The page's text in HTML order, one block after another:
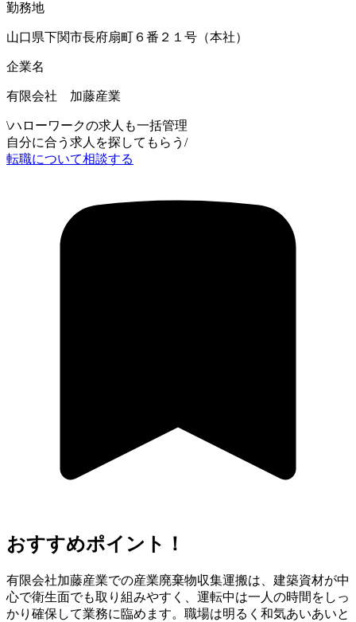
勤務地
山口県下関市長府扇町６番２１号（本社）
企業名
有限会社 加藤産業
\ハローワークの求人も一括管理
自分に合う求人を探してもらう /
転職について相談する
おすすめポイント！
有限会社加藤産業での産業廃棄物収集運搬は、建築資材が中
心で衛生面でも取り組みやすく、運転中は一人の時間をしっ
かり確保して業務に臨めます。職場は明るく和気あいあいと